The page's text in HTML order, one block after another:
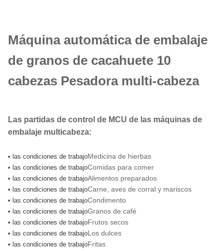
Máquina automática de embalaje
de granos de cacahuete 10
cabezas Pesadora multi-cabeza
Las partidas de control de MCU de las máquinas de
embalaje multicabeza:
• las condiciones de trabajoMedicina de hierbas
• las condiciones de trabajoComidas para comer
• las condiciones de trabajoAlimentos preparados
• las condiciones de trabajoCarne, aves de corral y mariscos
• las condiciones de trabajoCondimento
• las condiciones de trabajoGranos de café
• las condiciones de trabajoFrutos secos
• las condiciones de trabajoLos dulces
• las condiciones de trabajoFritas